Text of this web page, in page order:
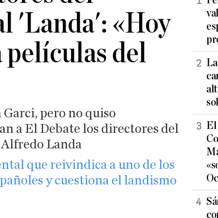
'Landa': «Hoy
películas del
pero no quiso
a El Debate los directores del
Landa
que reivindica a uno de los
y cuestiona el landismo
El